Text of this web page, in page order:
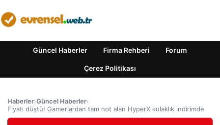
Güncel Haberler Firma Rehberi Forum
Çerez Politikası
Haberler›Güncel Haberler›
Fiyatı düştü! Gamerlardan tam not alan HyperX kulaklık indirimde